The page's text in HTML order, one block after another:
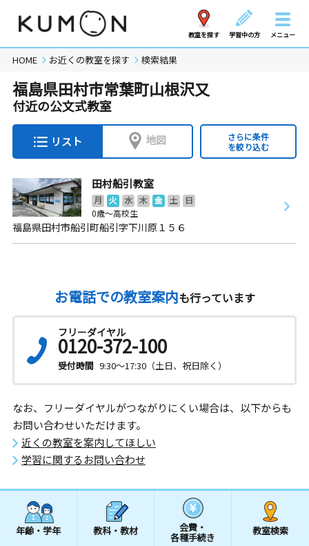
教室を探す 学習中の方 メニュー
HOME お近くの教室を探す 検索結果
福島県田村市常葉町山根沢又
付近の公文式教室
リスト 地図
さらに条件
を絞り込む
田村船引教室
月 火 水 木 金 土
日
0歳～高校生
福島県田村市船引町船引字下川原１５６
お電話での教室案内も行っています
フリーダイヤル
0120-372-100
受付時間 9:30～17:30（土日、祝日除く）
なお、フリーダイヤルがつながりにくい場合は、以下からも
お問い合わせいただけます。
近くの教室を案内してほしい
学習に関するお問い合わせ
年齢・学年 教科・教材 会費・
各種手続き
教室検索